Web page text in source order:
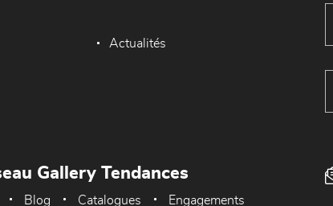
Actualités
Gallery Tendances
Blog Catalogues Engagements